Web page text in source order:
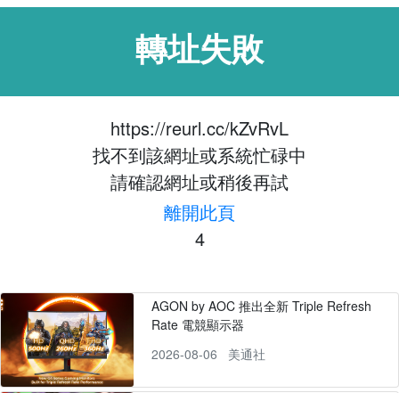
轉址失敗
https://reurl.cc/kZvRvL
找不到該網址或系統忙碌中
請確認網址或稍後再試
離開此頁
4
AGON by AOC 推出全新 Triple Refresh
Rate 電競顯示器
2026-08-06
美通社